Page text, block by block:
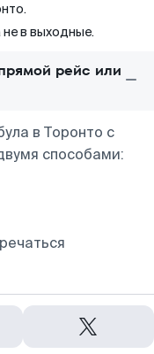
не в выходные.
рейс или
в Торонто с
способами: